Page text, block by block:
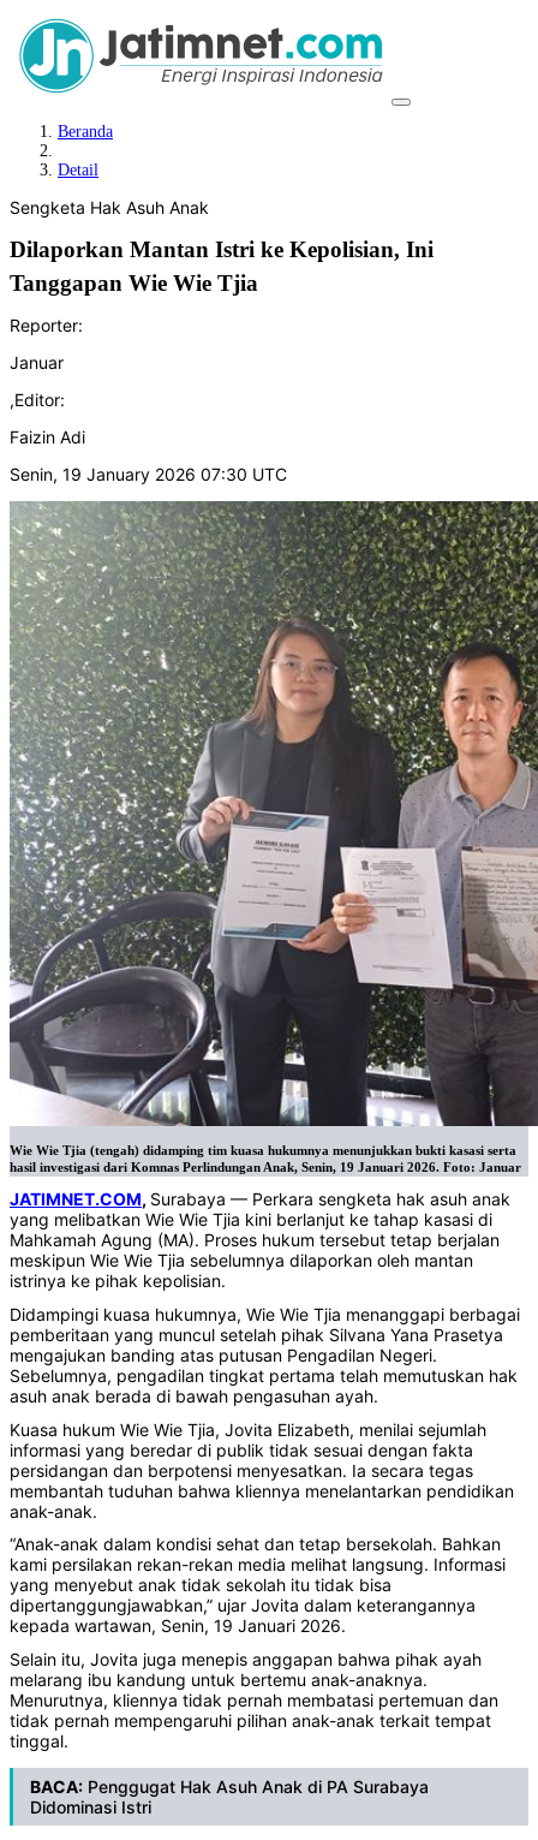
Beranda
Detail
Sengketa Hak Asuh Anak
Dilaporkan Mantan Istri ke Kepolisian, Ini
Tanggapan Wie Wie Tjia
Reporter:
Januar
,Editor:
Faizin Adi
Senin, 19 January 2026 07:30 UTC
Wie Wie Tjia (tengah) didamping tim kuasa hukumnya menunjukkan bukti kasasi serta
hasil investigasi dari Komnas Perlindungan Anak, Senin, 19 Januari 2026. Foto: Januar
JATIMNET.COM, Surabaya — Perkara sengketa hak asuh anak
yang melibatkan Wie Wie Tjia kini berlanjut ke tahap kasasi di
Mahkamah Agung (MA). Proses hukum tersebut tetap berjalan
meskipun Wie Wie Tjia sebelumnya dilaporkan oleh mantan
istrinya ke pihak kepolisian.
Didampingi kuasa hukumnya, Wie Wie Tjia menanggapi berbagai
pemberitaan yang muncul setelah pihak Silvana Yana Prasetya
mengajukan banding atas putusan Pengadilan Negeri.
Sebelumnya, pengadilan tingkat pertama telah memutuskan hak
asuh anak berada di bawah pengasuhan ayah.
Kuasa hukum Wie Wie Tjia, Jovita Elizabeth, menilai sejumlah
informasi yang beredar di publik tidak sesuai dengan fakta
persidangan dan berpotensi menyesatkan. Ia secara tegas
membantah tuduhan bahwa kliennya menelantarkan pendidikan
anak-anak.
“Anak-anak dalam kondisi sehat dan tetap bersekolah. Bahkan
kami persilakan rekan-rekan media melihat langsung. Informasi
yang menyebut anak tidak sekolah itu tidak bisa
dipertanggungjawabkan,” ujar Jovita dalam keterangannya
kepada wartawan, Senin, 19 Januari 2026.
Selain itu, Jovita juga menepis anggapan bahwa pihak ayah
melarang ibu kandung untuk bertemu anak-anaknya.
Menurutnya, kliennya tidak pernah membatasi pertemuan dan
tidak pernah mempengaruhi pilihan anak-anak terkait tempat
tinggal.
BACA: Penggugat Hak Asuh Anak di PA Surabaya
Didominasi Istri